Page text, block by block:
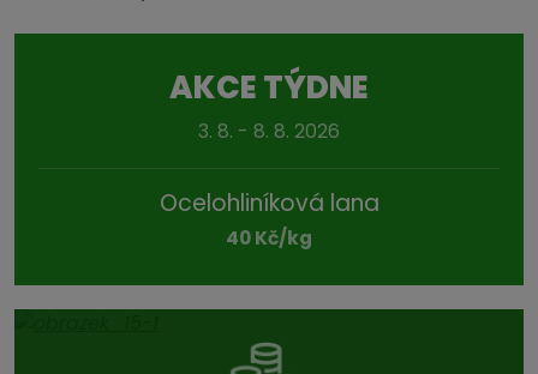
AKCE TÝDNE
3. 8. - 8. 8. 2026
Ocelohliníková lana
40 Kč/kg